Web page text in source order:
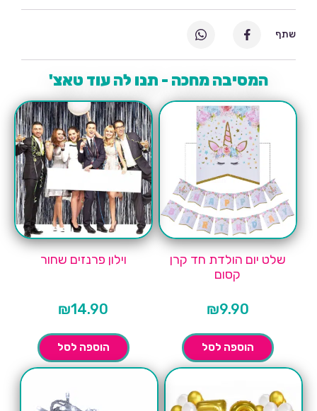
המסיבה מחכה - תנו לה עוד טאצ'
שלט יום הולדת חד קרן
קסום
₪9.90
הוספה לסל
וילון פרנזים שחור
₪14.90
הוספה לסל
שתף